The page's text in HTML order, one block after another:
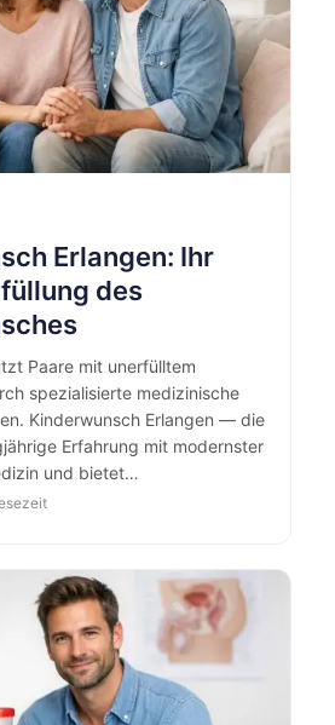
Erlangen: Ihr
des
Paare mit unerfülltem
spezialisierte medizinische
Kinderwunsch Erlangen — die
Erfahrung mit modernster
und bietet…